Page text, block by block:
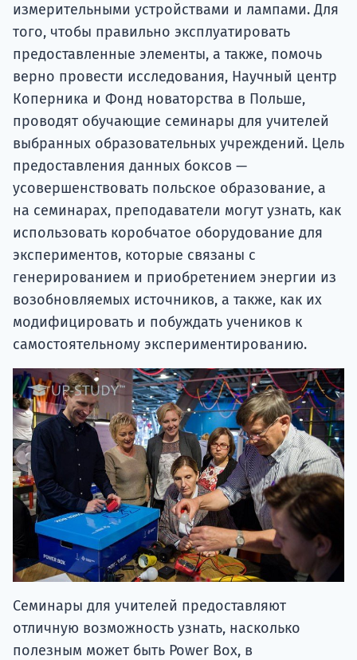
измерительными устройствами и лампами. Для
того, чтобы правильно эксплуатировать
предоставленные элементы, а также, помочь
верно провести исследования, Научный центр
Коперника и Фонд новаторства в Польше,
проводят обучающие семинары для учителей
выбранных образовательных учреждений. Цель
предоставления данных боксов —
усовершенствовать польское образование, а
на семинарах, преподаватели могут узнать, как
использовать коробчатое оборудование для
экспериментов, которые связаны с
генерированием и приобретением энергии из
возобновляемых источников, а также, как их
модифицировать и побуждать учеников к
самостоятельному экспериментированию.
Семинары для учителей предоставляют
отличную возможность узнать, насколько
полезным может быть Power Boх, в